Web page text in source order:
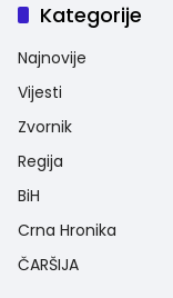
Kategorije
Najnovije
Vijesti
Zvornik
Regija
BiH
Crna Hronika
ČARŠIJA